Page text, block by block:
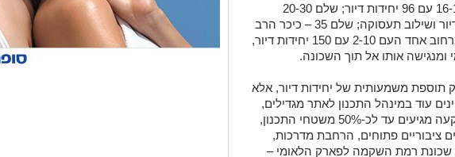
משמעותית של יחידות דיור, אלא
עוד במינהל התכנון לאתר מגדילים,
"בתוכניות רבות לאורך הציר שיעורי ההפקעה מגיעים עד לכ-50% משטחי התכנון,
ציבוריים פתוחים, הרחבת מדרכות,
עירוני של פנאי, ספורט ופעילות
הצטרפו לקבוצת החדשות השקטה של רמת גן נט ב-WhatsApp כל החדשות לחצו